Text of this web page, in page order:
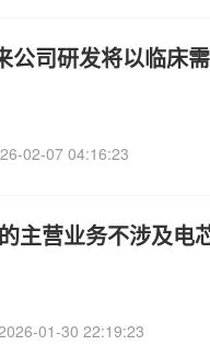
公司研发将以临床
02-07 04:16:23
主营业务不涉及电
01-30 22:19:23